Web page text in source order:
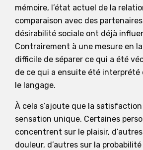
mémoire, l’état actuel de la
comparaison avec des
désirabilité sociale ont déjà
Contrairement à une mesure en
difficile de séparer ce qui a été
de ce qui a ensuite été interprété
le langage.
À cela s’ajoute que la satisfaction
sensation unique. Certaines
concentrent sur le plaisir,
douleur, d’autres sur la probabilité